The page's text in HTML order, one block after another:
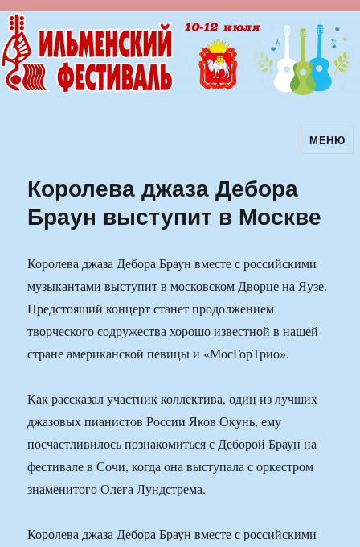
Ильменский фестиваль авторскойМЕНЮ
Королева джаза Дебора
Браун выступит в Москве
Королева джаза Дебора Браун вместе с российскими
музыкантами выступит в московском Дворце на Яузе.
Предстоящий концерт станет продолжением
творческого содружества хорошо известной в нашей
стране американской певицы и «МосГорТрио».
Как рассказал участник коллектива, один из лучших
джазовых пианистов России Яков Окунь, ему
посчастливилось познакомиться с Деборой Браун на
фестивале в Сочи, когда она выступала с оркестром
знаменитого Олега Лундстрема.
Королева джаза Дебора Браун вместе с российскими